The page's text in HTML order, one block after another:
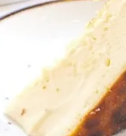
ilgili bilgi